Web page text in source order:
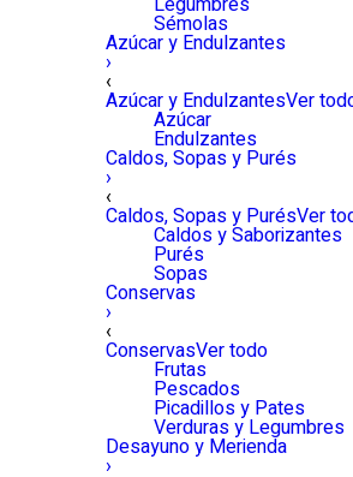
Sémolas
Azúcar y Endulzantes
›
‹
Azúcar y EndulzantesVer
Azúcar
Endulzantes
Caldos, Sopas y Purés
›
‹
Caldos, Sopas y PurésVer
Caldos y Saborizantes
Purés
Sopas
Conservas
›
‹
ConservasVer todo
Frutas
Pescados
Picadillos y Pates
Verduras y Legumbres
Desayuno y Merienda
›